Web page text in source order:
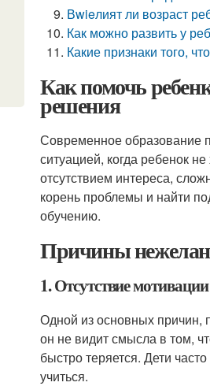
Вwieлият ли возраст
Как можно развить у
Какие признаки того,
Как помочь
решения
Современное образование
ситуацией, когда ребенок
отсутствием интереса,
корень проблемы и найти
обучению.
Причины
1. Отсутствие мотивации
Одной из основных причин,
он не видит смысла в том,
быстро теряется. Дети
учиться.